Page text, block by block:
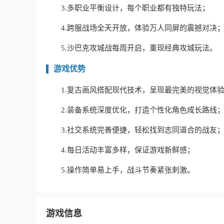
3.多职业平衡设计，每个职业都有独特玩法；
4.跨服战场全天开放，体验万人同屏的震撼对决；
5.沙巴克攻城战每周开启，重现经典攻城玩法。
游戏优势
1.复古画风搭配现代技术，呈现最完美的视觉体验
2.装备系统深度优化，打造个性化角色成长路线；
3.社交系统完善便捷，轻松找到志同道合的战友；
4.每日活动丰富多样，保证游戏新鲜感；
5.操作简单易上手，战斗节奏紧张刺激。
游戏信息